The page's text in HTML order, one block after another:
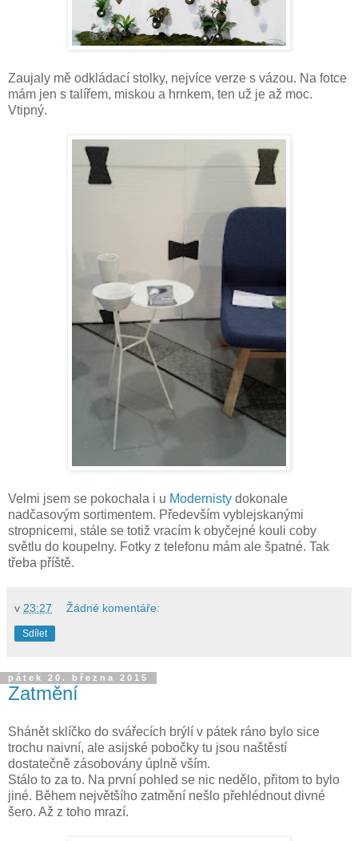
Zaujaly mě odkládací stolky, nejvíce verze s vázou. Na fotce
mám jen s talířem, miskou a hrnkem, ten už je až moc.
Vtipný.
Velmi jsem se pokochala i u Modernisty dokonale
nadčasovým sortimentem. Především vyblejskanými
stropnicemi, stále se totiž vracím k obyčejné kouli coby
světlu do koupelny. Fotky z telefonu mám ale špatné. Tak
třeba příště.
v 23:27 Žádné komentáře:
Sdílet
pátek 20. března 2015
Zatmění
Shánět sklíčko do svářecích brýlí v pátek ráno bylo sice
trochu naivní, ale asijské pobočky tu jsou naštěstí
dostatečně zásobovány úplně vším.
Stálo to za to. Na první pohled se nic nedělo, přitom to bylo
jiné. Během největšího zatmění nešlo přehlédnout divné
šero. Až z toho mrazí.